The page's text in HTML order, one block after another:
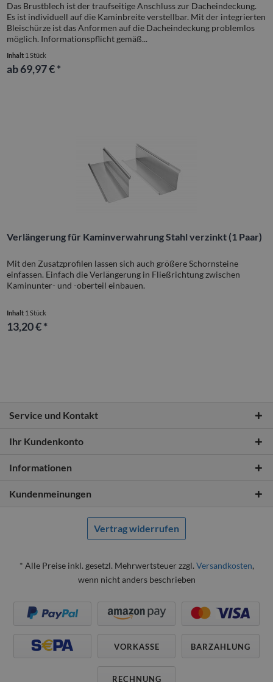
Das Brustblech ist der traufseitige Anschluss zur Dacheindeckung.
Es ist individuell auf die Kaminbreite verstellbar. Mit der integrierten
Bleischürze ist das Anformen auf die Dacheindeckung problemlos
möglich. Informationspflicht gemäß...
Inhalt 1 Stück
ab 69,97 € *
Verlängerung für Kaminverwahrung Stahl verzinkt (1 Paar)
Mit den Zusatzprofilen lassen sich auch größere Schornsteine
einfassen. Einfach die Verlängerung in Fließrichtung zwischen
Kaminunter- und -oberteil einbauen.
Inhalt 1 Stück
13,20 € *
Service und Kontakt
Ihr Kundenkonto
Informationen
Kundenmeinungen
Vertrag widerrufen
* Alle Preise inkl. gesetzl. Mehrwertsteuer zzgl. Versandkosten,
wenn nicht anders beschrieben
VORKASSE BARZAHLUNG
RECHNUNG